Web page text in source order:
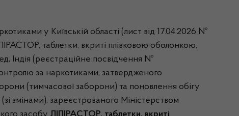
у Київській області (лист від 17.04.2026 №
таблетки, вкриті плівковою оболонкою,
Індія (реєстраційне посвідчення №
за наркотиками, затвердженого
(тимчасової заборони) та поновлення обігу
змінами), зареєстрованого Міністерством